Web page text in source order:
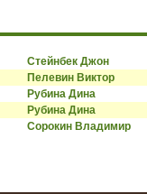
Стейнбек Джон
Пелевин Виктор
Рубина Дина
Рубина Дина
Сорокин Владимир